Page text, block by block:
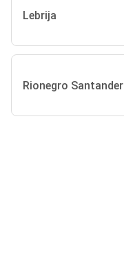
Lebrija
Rionegro Santander